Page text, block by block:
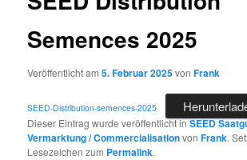
Semences 2025
Veröffentlicht am5. Februar 2025vonFrank
SEED-Distribution-semences-2025
Dieser Eintrag wurde veröffentlicht inSEED
Vermarktung / CommercialisationvonFrank.
Lesezeichen zum Permalink.